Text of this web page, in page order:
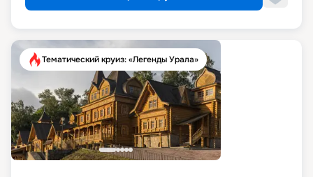
Тематический круиз: «Легенды Урала»